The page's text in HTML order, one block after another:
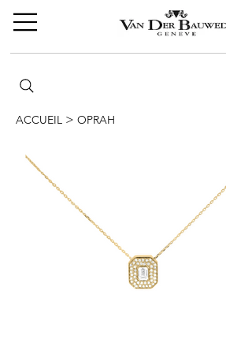
ACCUEIL > OPRAH